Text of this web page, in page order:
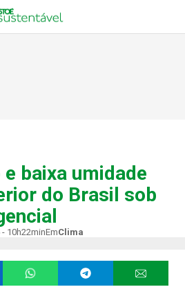
baixa umidade
do Brasil sob
10h22minEmClima